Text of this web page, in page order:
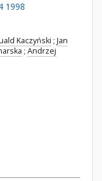
1998
Kaczyński ; Jan
; Andrzej